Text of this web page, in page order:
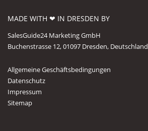
MADE WITH ❤ IN DRESDEN BY
SalesGuide24 Marketing GmbH
Buchenstrasse 12, 01097 Dresden, Deutschland
Allgemeine Geschäftsbedingungen
Datenschutz
Impressum
Sitemap